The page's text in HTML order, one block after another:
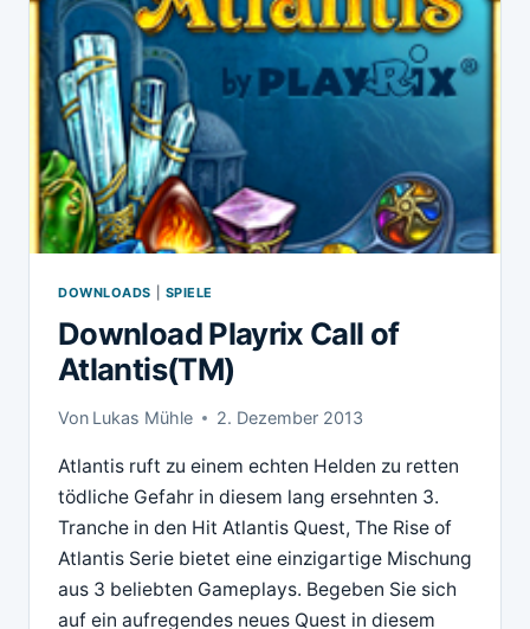
DOWNLOADS SPIELE
Download Playrix Call of
Atlantis(TM)
Von Lukas Mühle 2. Dezember 2013
Atlantis ruft zu einem echten Helden zu retten
tödliche Gefahr in diesem lang ersehnten 3.
Tranche in den Hit Atlantis Quest, The Rise of
Atlantis Serie bietet eine einzigartige Mischung
aus 3 beliebten Gameplays. Begeben Sie sich
auf ein aufregendes neues Quest in diesem